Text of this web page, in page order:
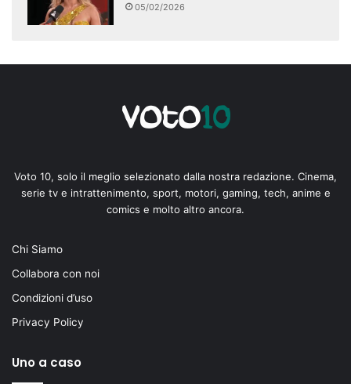
05/02/2026
Voto 10, solo il meglio selezionato dalla nostra redazione. Cinema,
serie tv e intrattenimento, sport, motori, gaming, tech, anime e
comics e molto altro ancora.
Chi Siamo
Collabora con noi
Condizioni d’uso
Privacy Policy
Uno a caso